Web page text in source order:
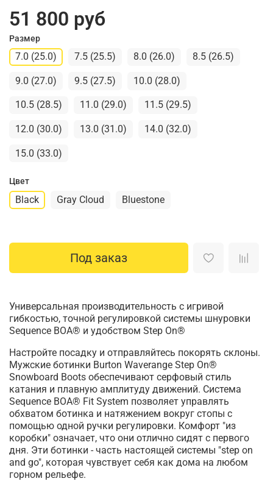
51 800 руб
Размер
7.0 (25.0) 7.5 (25.5) 8.0 (26.0) 8.5 (26.5)
9.0 (27.0) 9.5 (27.5) 10.0 (28.0)
10.5 (28.5) 11.0 (29.0) 11.5 (29.5)
12.0 (30.0) 13.0 (31.0) 14.0 (32.0)
15.0 (33.0)
Цвет
Black Gray Cloud Bluestone
Под заказ
Универсальная производительность с игривой
гибкостью, точной регулировкой системы шнуровки
Sequence BOA® и удобством Step On®
Настройте посадку и отправляйтесь покорять склоны.
Мужские ботинки Burton Waverange Step On®
Snowboard Boots обеспечивают серфовый стиль
катания и плавную амплитуду движений. Система
Sequence BOA® Fit System позволяет управлять
обхватом ботинка и натяжением вокруг стопы с
помощью одной ручки регулировки. Комфорт "из
коробки" означает, что они отлично сидят с первого
дня. Эти ботинки - часть настоящей системы "step on
and go", которая чувствует себя как дома на любом
горном рельефе.